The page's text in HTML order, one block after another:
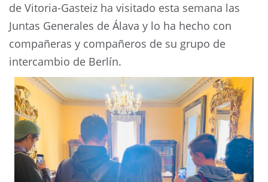
de Vitoria-Gasteiz ha visitado esta semana las
Juntas Generales de Álava y lo ha hecho con
compañeras y compañeros de su grupo de
intercambio de Berlín.